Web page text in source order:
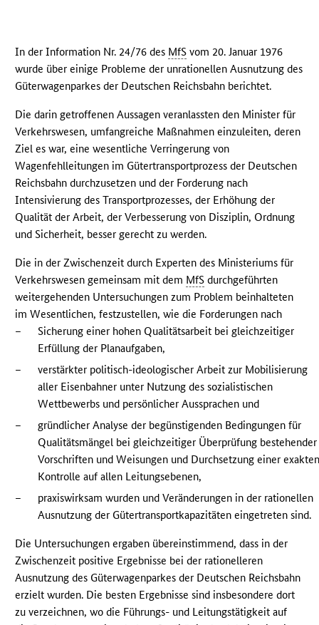
In der Information Nr. 24/76 des MfS vom 20. Januar 1976
wurde über einige Probleme der unrationellen Ausnutzung des
Güterwagenparkes der Deutschen Reichsbahn berichtet.
Die darin getroffenen Aussagen veranlassten den Minister für
Verkehrswesen, umfangreiche Maßnahmen einzuleiten, deren
Ziel es war, eine wesentliche Verringerung von
Wagenfehlleitungen im Gütertransportprozess der Deutschen
Reichsbahn durchzusetzen und der Forderung nach
Intensivierung des Transportprozesses, der Erhöhung der
Qualität der Arbeit, der Verbesserung von Disziplin, Ordnung
und Sicherheit, besser gerecht zu werden.
Die in der Zwischenzeit durch Experten des Ministeriums für
Verkehrswesen gemeinsam mit dem MfS durchgeführten
weitergehenden Untersuchungen zum Problem beinhalteten
im Wesentlichen, festzustellen, wie die Forderungen nach
–
Sicherung einer hohen Qualitätsarbeit bei gleichzeitiger
Erfüllung der Planaufgaben,
–
verstärkter politisch-ideologischer Arbeit zur Mobilisierung
aller Eisenbahner unter Nutzung des sozialistischen
Wettbewerbs und persönlicher Aussprachen und
–
gründlicher Analyse der begünstigenden Bedingungen für
Qualitätsmängel bei gleichzeitiger Überprüfung bestehender
Vorschriften und Weisungen und Durchsetzung einer
Kontrolle auf allen Leitungsebenen,
–
praxiswirksam wurden und Veränderungen in der rationellen
Ausnutzung der Gütertransportkapazitäten eingetreten sind.
Die Untersuchungen ergaben übereinstimmend, dass in der
Zwischenzeit positive Ergebnisse bei der rationelleren
Ausnutzung des Güterwagenparkes der Deutschen Reichsbahn
erzielt wurden. Die besten Ergebnisse sind insbesondere dort
zu verzeichnen, wo die Führungs- und Leitungstätigkeit auf